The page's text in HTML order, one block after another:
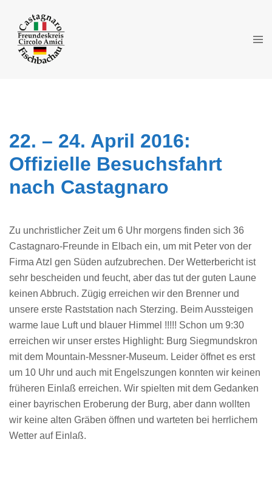
Inhalt
springen
22. – 24. April 2016:
Offizielle Besuchsfahrt
nach Castagnaro
Zu unchristlicher Zeit um 6 Uhr morgens finden sich 36
Castagnaro-Freunde in Elbach ein, um mit Peter von der
Firma Atzl gen Süden aufzubrechen. Der Wetterbericht ist
sehr bescheiden und feucht, aber das tut der guten Laune
keinen Abbruch. Zügig erreichen wir den Brenner und
unsere erste Raststation nach Sterzing. Beim Aussteigen
warme laue Luft und blauer Himmel !!!!! Schon um 9:30
erreichen wir unser erstes Highlight: Burg Siegmundskron
mit dem Mountain-Messner-Museum. Leider öffnet es erst
um 10 Uhr und auch mit Engelszungen konnten wir keinen
früheren Einlaß erreichen. Wir spielten mit dem Gedanken
einer bayrischen Eroberung der Burg, aber dann wollten
wir keine alten Gräben öffnen und warteten bei herrlichem
Wetter auf Einlaß.